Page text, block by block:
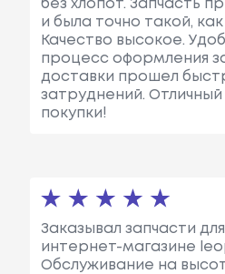
без хлопот. Запчасть
и была точно такой,
Качество высокое.
процесс оформления
доставки прошел
затруднений.
покупки!
Заказывал запчасти
интернет-магазине
Обслуживание на